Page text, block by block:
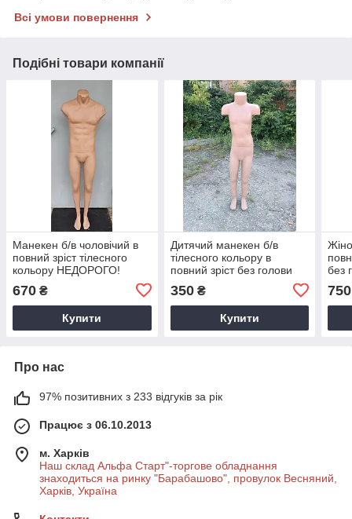
Всі умови повернення
Подібні товари компанії
Манекен б/в чоловічий в
повний зріст тілесного
кольору НЕДОРОГО!
670 ₴
Купити
Дитячий манекен б/в
тілесного кольору в
повний зріст без голови
350₴
Купити
без
750
Про нас
97% позитивних з 233 відгуків за рік
Працює з 06.10.2013
м. Харків
Наш склад Альфа Старт"-торгове обладнання
знаходиться на ринку "Барабашово", провулок Весняний,
Харків, Україна